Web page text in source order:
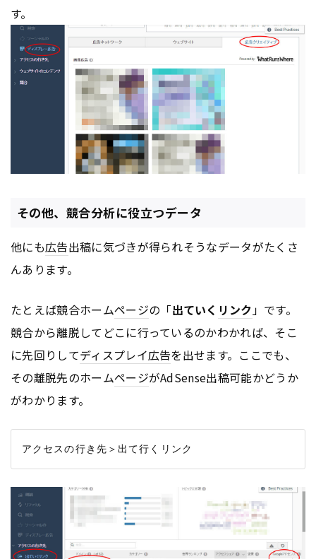
す。
その他、競合分析に役立つデータ
他にも広告出稿に気づきが得られそうなデータがたくさ
んあります。
たとえば競合ホームページの「出ていく リンク」です。
競合から離脱してどこに行っているのかわかれば、そこ
に先回りしてディスプレイ広告を出せます。ここでも、
その離脱先のホームページがAdSense出稿可能かどうか
がわかります。